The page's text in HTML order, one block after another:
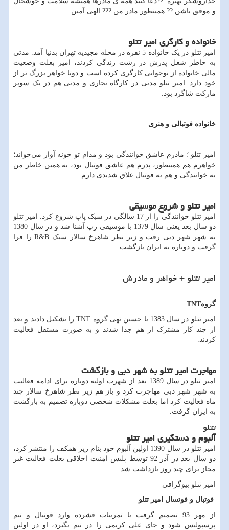
و موفق باشن ?? همینطور مادر من ??? الهى آمین
خانواده و کارگری امیر تتلو
امیر تتلو در یک خانواده 5 نفره در محله مجیدیه تهران بدنیا آمد. مدتی
به خاطر شغل پدرش در رشت زندگی کردند، امیر بعلت وضعیت
مالی خانواده از نوجوانی کارگری کرده است و دوتا خواهر بزرگ تر از
خود دارد. امیر تتلو مدتی در کارگاه نجاری و مدتی هم در یک سوپر
مارکت شاگرد بود.
خانواده فوتبالی و هنری
امیر تتلو ؛ مادرم عاشق خوانندگی بود و مدام تو خونه آواز می‌خواند؛
خواهرم هم همینطور، پدرم هم عاشق فوتبال بود، به همین خاطر من
به خوانندگی و هم به فوتبال علاق شدیدی دارم.
امیر تتلو و شروع موسیقی
امیر تتلو خوانندگی را از 17 سالگی در سبک پاپ شروع کرد. امیر تتلو
دو سال بعد یعنی سال 1379 با موسیقی رپ آشنا شد و در سال 1380
به شهر شهر دبی رفت و زیر نظر شاهرخ سالار سبک R&B را فرا
گرفت و دوباره به ایران بازگشت.
امیر تتلو + خواهر و مادرش
گروهTNT
امیر تتلو در سال 1383 با حسین تهی گروه
TNT را تشکیل دادند و بعد
از چند کار مشترک از هم جدا شدند و به صورت مستقل فعالیت
کردند.
مهاجرت امیر تتلو به شهر دبی و بازگشت
امیر تتلو در سال 1389 بعد از شهرت اولیه دوباره برای ادامه فعالیت
به شهر شهر دبی مهاجرت کرد و باز هم زیر نظر شاهرخ سالار چند
ماه فعالیت کرد اما بعلت مشکلات شخصی دوباره تصمیم به بازگشت
به ایران گرفت.
تتلو
آلبوم و دستگیری امیر تتلو
امیر تتلو در سال 1390 اولین آلبوم خود بنام زیر همکف را منتشر کرد،
دو سال بعد در آذر 92 توسط پلیس امنیت اخلاقی بعلت فعالیت غیر
مجاز برای چند روز بازداشت شد.
امیر تتلو بیوگرافی
فوتبال و فوتسال امیر تتلو
از مهر 93 تصمیم گرفت با تمرینات فشرده وارد فوتبال و تیم
پرسپولیس شود و جای علی کریمی را در تیم بگیرد، او در اولین